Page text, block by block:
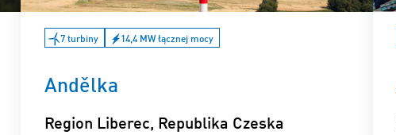
7 turbiny 14,4 MW łącznej mocy
Andělka
Region Liberec, Republika Czeska